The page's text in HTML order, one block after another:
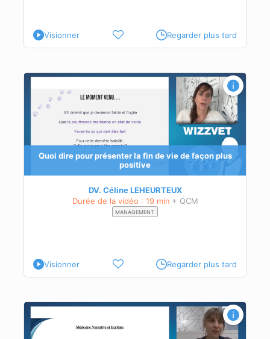
Visionner Regarder plus tard
Quoi dire pour présenter la fin de vie de façon plus
positive
DV. Céline LEHEURTEUX
Durée de la vidéo : 19 min + QCM
MANAGEMENT
Visionner Regarder plus tard